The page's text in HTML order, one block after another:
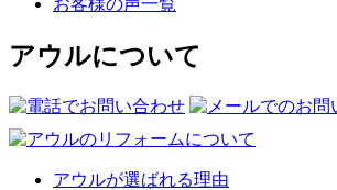
お客様の声一覧
アウルについて
アウルが選ばれる理由